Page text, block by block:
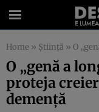
Home » Știință » O „genă
O „genă a
proteja
demență